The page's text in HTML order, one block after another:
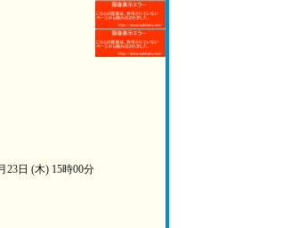
23日 (木) 15時00分